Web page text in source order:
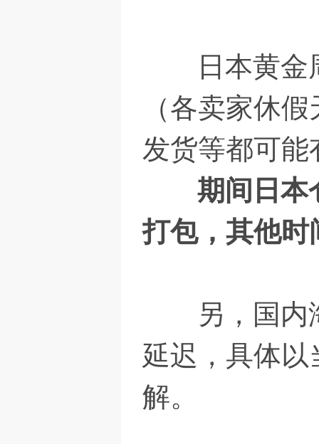
日本黄金周
（各卖家休
发货等都可能
期间日本
打包，其他
另，国内海
延迟，具体
解。